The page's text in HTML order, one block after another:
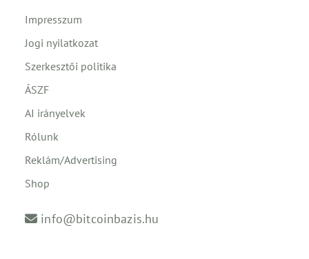
Impresszum
Jogi nyilatkozat
Szerkesztői politika
ÁSZF
AI irányelvek
Rólunk
Reklám/Advertising
Shop
info@bitcoinbazis.hu